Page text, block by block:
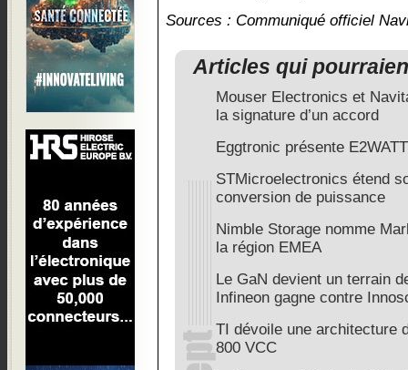
Sources : Communiqué officiel
Articles qui
Mouser Electronics et
la signature d’un accord
Eggtronic présente E2WATT
STMicroelectronics étend
conversion de puissance
Nimble Storage nomme
la région EMEA
Le GaN devient un terrain
Infineon gagne contre
TI dévoile une architecture
800 VCC